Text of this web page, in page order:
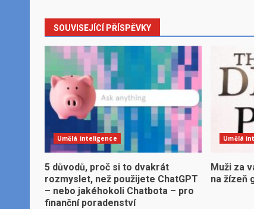
SOUVISEJÍCÍ PŘÍSPĚVKY
Umělá inteligence
5 důvodů, proč si to dvakrát
rozmyslet, než použijete ChatGPT
– nebo jakéhokoli Chatbota – pro
finanční poradenství
Umělá
Muži za
na žízeň